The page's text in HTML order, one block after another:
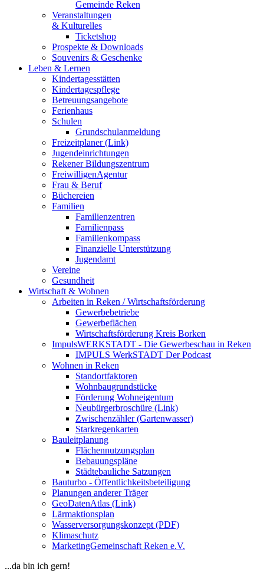
Gemeinde Reken
Veranstaltungen
& Kulturelles
Ticketshop
Prospekte & Downloads
Souvenirs & Geschenke
Leben & Lernen
Kindertagesstätten
Kindertagespflege
Betreuungsangebote
Ferienhaus
Schulen
Grundschulanmeldung
Freizeitplaner (Link)
Jugendeinrichtungen
Rekener Bildungszentrum
FreiwilligenAgentur
Frau & Beruf
Büchereien
Familien
Familienzentren
Familienpass
Familienkompass
Finanzielle Unterstützung
Jugendamt
Vereine
Gesundheit
Wirtschaft & Wohnen
Arbeiten in Reken / Wirtschaftsförderung
Gewerbebetriebe
Gewerbeflächen
Wirtschaftsförderung Kreis Borken
ImpulsWERKSTADT - Die Gewerbeschau in Reken
IMPULS WerkSTADT Der Podcast
Wohnen in Reken
Standortfaktoren
Wohnbaugrundstücke
Förderung Wohneigentum
Neubürgerbroschüre (Link)
Zwischenzähler (Gartenwasser)
Starkregenkarten
Bauleitplanung
Flächennutzungsplan
Bebauungspläne
Städtebauliche Satzungen
Bauturbo - Öffentlichkeitsbeteiligung
Planungen anderer Träger
GeoDatenAtlas (Link)
Lärmaktionsplan
Wasserversorgungskonzept (PDF)
Klimaschutz
MarketingGemeinschaft Reken e.V.
...da bin ich gern!